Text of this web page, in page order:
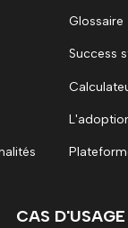
Glossaire
Success
CAS D'USAGE